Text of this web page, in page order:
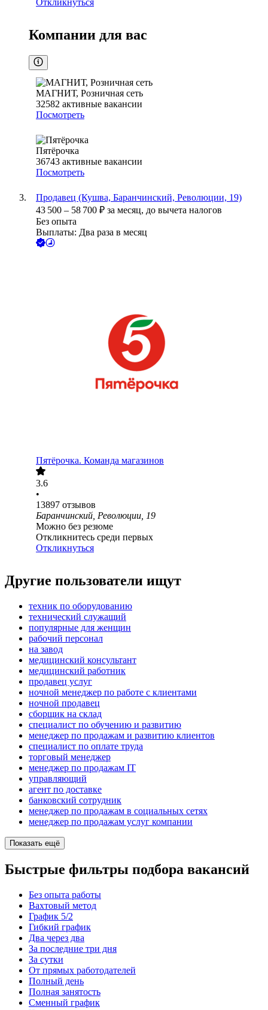
Откликнуться
Компании для вас
МАГНИТ, Розничная сеть
32582 активные вакансии
Посмотреть
Пятёрочка
36743 активные вакансии
Посмотреть
Продавец (Кушва, Баранчинский, Революции, 19)
43 500 – 58 700 ₽ за месяц, до вычета налогов
Без опыта
Выплаты: Два раза в месяц
Пятёрочка. Команда магазинов
3.6
•
13897 отзывов
Баранчинский, Революции, 19
Можно без резюме
Откликнитесь среди первых
Откликнуться
Другие пользователи ищут
техник по оборудованию
технический служащий
популярные для женщин
рабочий персонал
на завод
медицинский консультант
медицинский работник
продавец услуг
ночной менеджер по работе с клиентами
ночной продавец
сборщик на склад
специалист по обучению и развитию
менеджер по продажам и развитию клиентов
специалист по оплате труда
торговый менеджер
менеджер по продажам IT
управляющий
агент по доставке
банковский сотрудник
менеджер по продажам в социальных сетях
менеджер по продажам услуг компании
Показать ещё
Быстрые фильтры подбора вакансий
Без опыта работы
Вахтовый метод
График 5/2
Гибкий график
Два через два
За последние три дня
За сутки
От прямых работодателей
Полный день
Полная занятость
Сменный график